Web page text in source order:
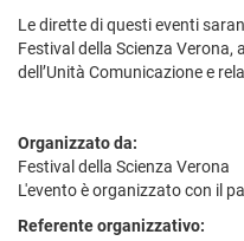
Le dirette di questi eventi
Festival della Scienza Verona,
dell’Unità Comunicazione e
Organizzato da:
Festival della Scienza Verona
L'evento è organizzato con il
Referente organizzativo: